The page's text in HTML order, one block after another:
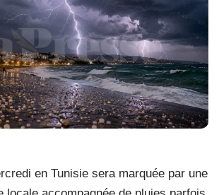
en Tunisie sera marquée par une